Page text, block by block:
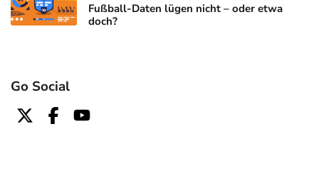
Fußball-Daten lügen nicht – oder etwa
doch?
Go Social